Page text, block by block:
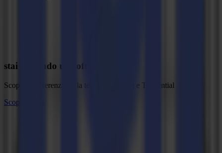
stai cercando un software?
Scopri la differenza tra la tecnologia Drag e Tangential
Scopri di più